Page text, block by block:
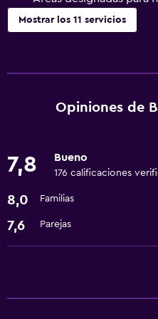
Mostrar los 11 servicios
Microondas
Wifi gratis
Sistema de entretenimiento
TV por cable o vía satélite
Opiniones de
7,8 Bueno
176 calificaciones
8,0 Familias
7,6 Parejas